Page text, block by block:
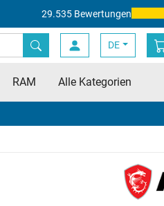
29.535 Bewertungen
DE
RAM Alle Kategorien